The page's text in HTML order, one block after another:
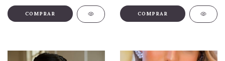
COMPRAR COMPRAR